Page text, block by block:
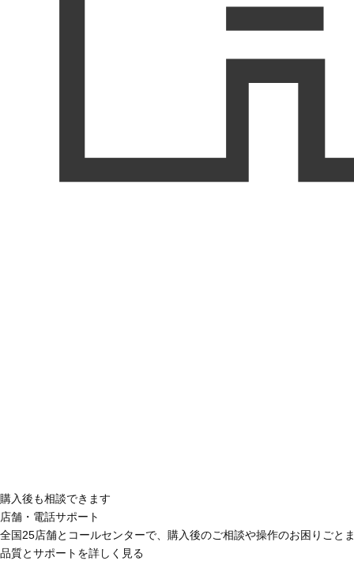
購入後も相談できます
店舗・電話サポート
全国25店舗とコールセンターで、購入後のご相談や操作のお困りごと
品質とサポートを詳しく見る